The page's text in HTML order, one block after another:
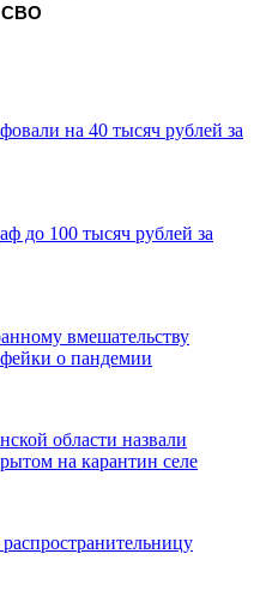
СВО
на 40 тысяч рублей за
до 100 тысяч рублей за
вмешательству
о пандемии
области назвали
на карантин селе